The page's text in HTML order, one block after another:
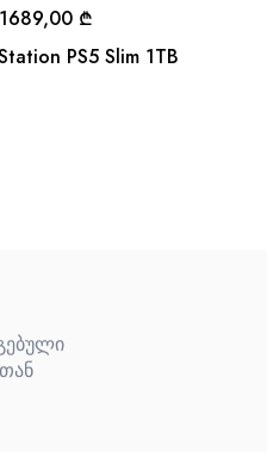
PS5 Slim 1TB
1689,00 ₾